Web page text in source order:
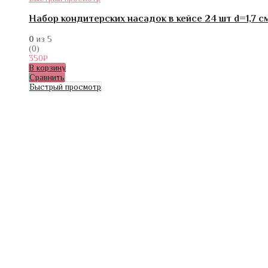
Набор кондитерских насадок в кейсе 24 шт d=1,7
0 из 5
(0)
350₽
В корзину
Сравнить
Быстрый просмотр